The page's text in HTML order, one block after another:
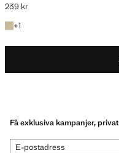
Gällande pris [239 kr ]
239 kr
+1
+1 färg
Få exklusiva kampanjer,
E-postadress